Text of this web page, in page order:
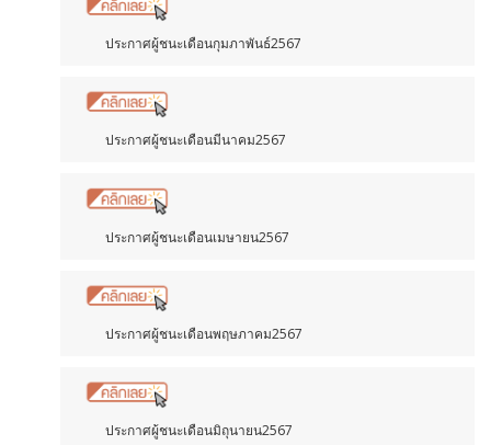
ประกาศผู้ชนะเดือนกุมภาพันธ์2567
ประกาศผู้ชนะเดือนมีนาคม2567
ประกาศผู้ชนะเดือนเมษายน2567
ประกาศผู้ชนะเดือนพฤษภาคม2567
ประกาศผู้ชนะเดือนมิถุนายน2567